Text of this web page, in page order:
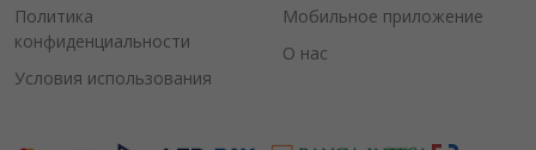
Политика
конфиденциальности
Условия использования
Мобильное приложение
О нас